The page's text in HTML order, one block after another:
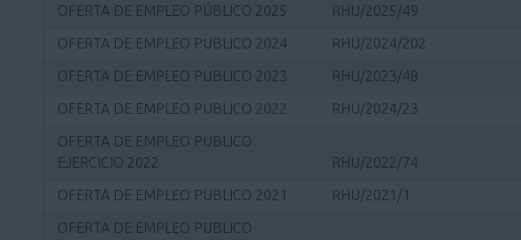
OFERTA DE EMPLEO PÚBLICO 2025 RHU/2025/49
OFERTA DE EMPLEO PUBLICO 2024 RHU/2024/202
OFERTA DE EMPLEO PUBLICO 2023 RHU/2023/48
OFERTA DE EMPLEO PUBLICO 2022 RHU/2024/23
OFERTA DE EMPLEO PUBLICO
EJERCICIO 2022
RHU/2022/74
OFERTA DE EMPLEO PUBLICO 2021 RHU/2021/1
OFERTA DE EMPLEO PUBLICO